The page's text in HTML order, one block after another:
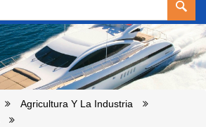
Agricultura Y La Industria